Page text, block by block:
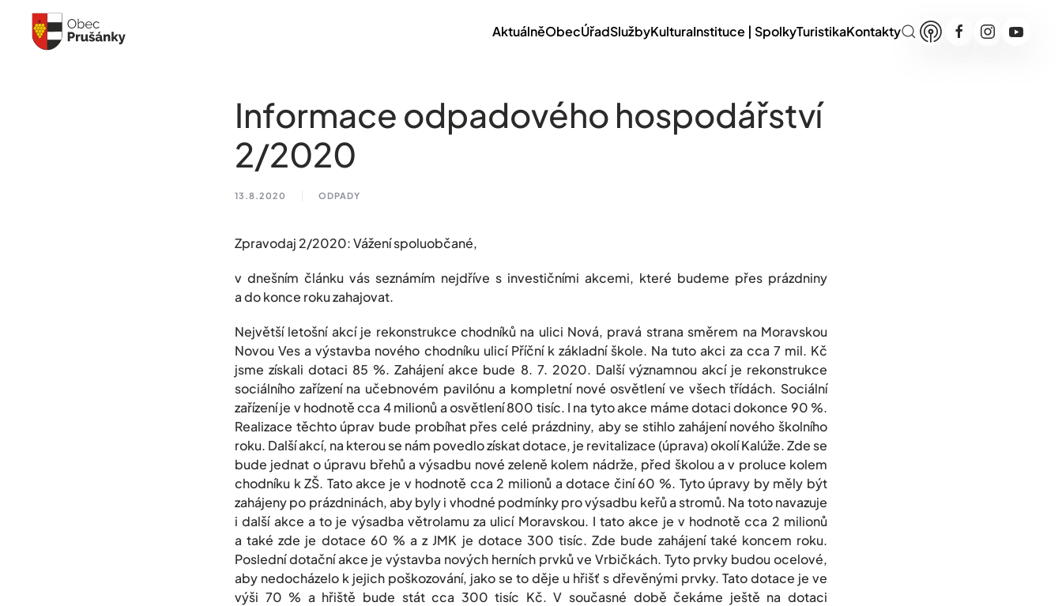
Skip to main content AktuálněObecÚřadSlužbyKulturaInstituce | SpolkyTuristikaKontakty
Informace odpadového hospodářství
2/2020
13.8.2020 ODPADY
Zpravodaj 2/2020: Vážení spoluobčané,
v dnešním článku vás seznámím nejdříve s investičními akcemi, které budeme přes prázdniny
a do konce roku zahajovat.
Největší letošní akcí je rekonstrukce chodníků na ulici Nová, pravá strana směrem na Moravskou
Novou Ves a výstavba nového chodníku ulicí Příční k základní škole. Na tuto akci za cca 7 mil. Kč
jsme získali dotaci 85 %. Zahájení akce bude 8. 7. 2020. Další významnou akcí je rekonstrukce
sociálního zařízení na učebnovém pavilónu a kompletní nové osvětlení ve všech třídách. Sociální
zařízení je v hodnotě cca 4 milionů a osvětlení 800 tisíc. I na tyto akce máme dotaci dokonce 90 %.
Realizace těchto úprav bude probíhat přes celé prázdniny, aby se stihlo zahájení nového školního
roku. Další akcí, na kterou se nám povedlo získat dotace, je revitalizace (úprava) okolí Kalúže. Zde se
bude jednat o úpravu břehů a výsadbu nové zeleně kolem nádrže, před školou a v proluce kolem
chodníku k ZŠ. Tato akce je v hodnotě cca 2 milionů a dotace činí 60 %. Tyto úpravy by měly být
zahájeny po prázdninách, aby byly i vhodné podmínky pro výsadbu keřů a stromů. Na toto navazuje
i další akce a to je výsadba větrolamu za ulicí Moravskou. I tato akce je v hodnotě cca 2 milionů
a také zde je dotace 60 % a z JMK je dotace 300 tisíc. Zde bude zahájení také koncem roku.
Poslední dotační akce je výstavba nových herních prvků ve Vrbičkách. Tyto prvky budou ocelové,
aby nedocházelo k jejich poškozování, jako se to děje u hřišť s dřevěnými prvky. Tato dotace je ve
výši 70 % a hřiště bude stát cca 300 tisíc Kč. V současné době čekáme ještě na dotaci